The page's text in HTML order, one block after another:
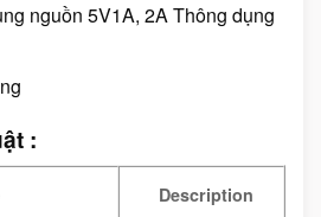
nguồn 5V1A, 2A Thông dụng
:
Description